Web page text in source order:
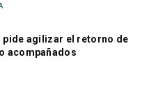
pide agilizar el retorno de
acompañados